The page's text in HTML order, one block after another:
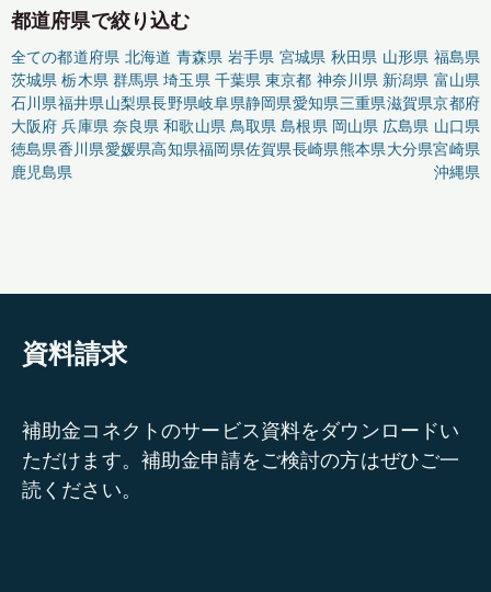
都道府県で絞り込む
全ての都道府県 北海道 青森県 岩手県 宮城県 秋田県 山形県 福島県
茨城県 栃木県 群馬県 埼玉県 千葉県 東京都 神奈川県 新潟県 富山県
石川県福井県山梨県長野県岐阜県静岡県愛知県三重県滋賀県京都府
大阪府 兵庫県 奈良県 和歌山県 鳥取県 島根県 岡山県 広島県 山口県
徳島県香川県愛媛県高知県福岡県佐賀県長崎県熊本県大分県宮崎県
鹿児島県
沖縄県
資料請求
補助金コネクトのサービス資料をダウンロードい
ただけます。補助金申請をご検討の方はぜひご一
読ください。